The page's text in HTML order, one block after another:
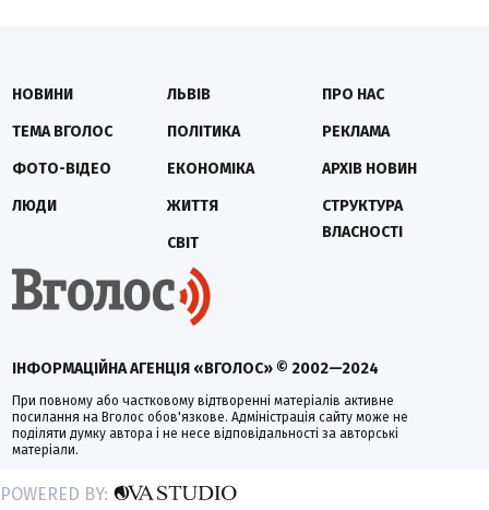
ІНФОРМАЦІЙНА АГЕНЦІЯ «ВГОЛОС» © 2002—2024
При повному або частковому відтворенні матеріалів активне
посилання на Вголос обов'язкове. Адміністрація сайту може не
поділяти думку автора і не несе відповідальності за авторські
матеріали.
НОВИНИ
ТЕМА ВГОЛОС
ФОТО-ВІДЕО
ЛЮДИ
ЛЬВІВ
ПОЛІТИКА
ЕКОНОМІКА
ЖИТТЯ
СВІТ
ПРО НАС
РЕКЛАМА
АРХІВ НОВИН
СТРУКТУРА
ВЛАСНОСТІ
POWERED BY: